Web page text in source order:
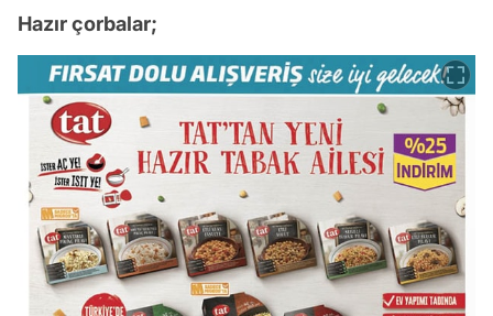
Hazır çorbalar;